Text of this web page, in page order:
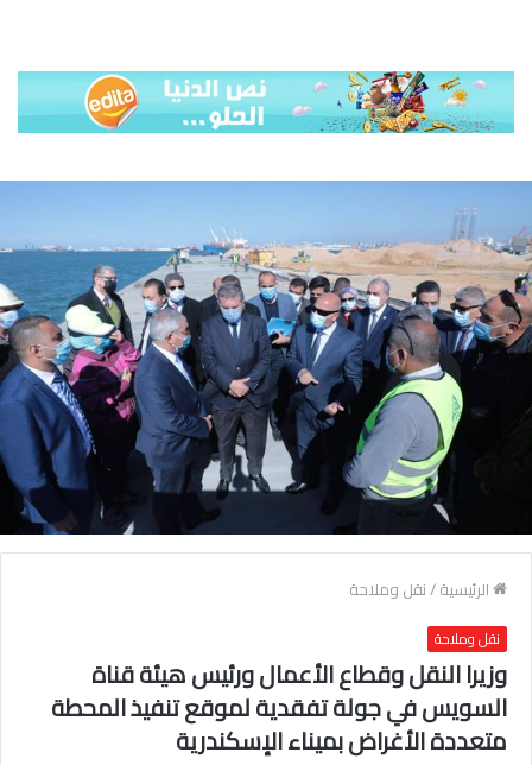
الرئيسية/نقل وملاحة
نقل وملاحة
وزيرا النقل وقطاع الأعمال ورئيس هيئة قناة
السويس في جولة تفقدية لموقع تنفيذ المحطة
متعددة الأغراض بميناء الإسكندرية